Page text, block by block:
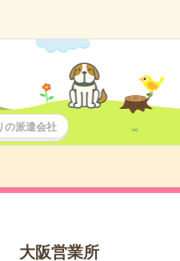
の派遣会社
大阪営業所